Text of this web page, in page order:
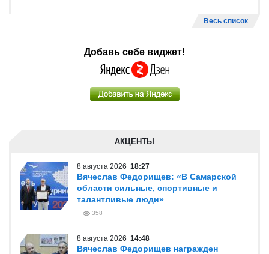
Весь список
Добавь себе виджет!
АКЦЕНТЫ
8 августа 2026 18:27
Вячеслав Федорищев: «В Самарской
области сильные, спортивные и
талантливые люди»
358
8 августа 2026 14:48
Вячеслав Федорищев награжден